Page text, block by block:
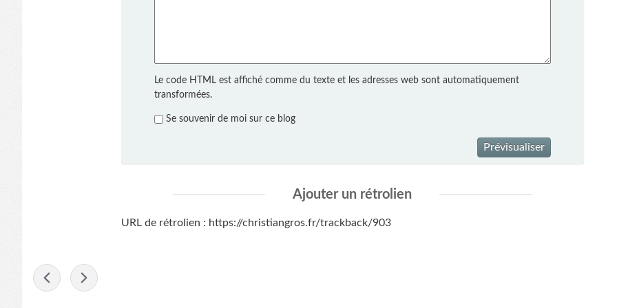
Le code HTML est affiché comme du texte et les adresses web sont automatiquement
transformées.
Se souvenir de moi sur ce blog
Prévisualiser
Ajouter un rétrolien
URL de rétrolien : https://christiangros.fr/trackback/903